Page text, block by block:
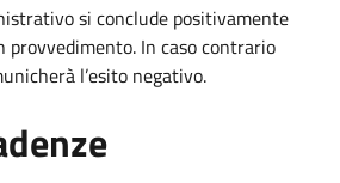
si conclude positivamente
provvedimento. In caso contrario
l’esito negativo.